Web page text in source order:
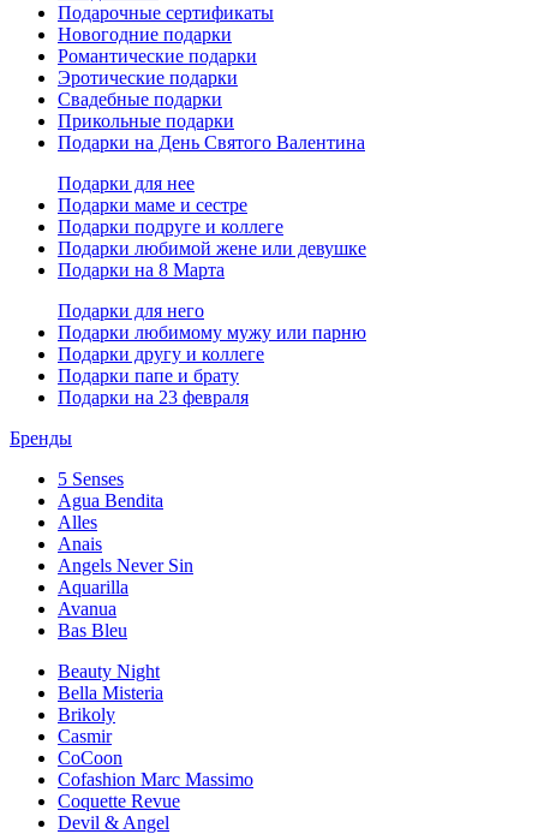
Подарочные сертификаты
Новогодние подарки
Романтические подарки
Эротические подарки
Свадебные подарки
Прикольные подарки
Подарки на День Святого Валентина
Подарки для нее
Подарки маме и сестре
Подарки подруге и коллеге
Подарки любимой жене или девушке
Подарки на 8 Марта
Подарки для него
Подарки любимому мужу или парню
Подарки другу и коллеге
Подарки папе и брату
Подарки на 23 февраля
Бренды
5 Senses
Agua Bendita
Alles
Anais
Angels Never Sin
Aquarilla
Avanua
Bas Bleu
Beauty Night
Bella Misteria
Brikoly
Casmir
CoCoon
Cofashion Marc Massimo
Coquette Revue
Devil & Angel